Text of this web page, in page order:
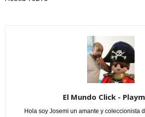
El Mundo Click -
Hola soy Josemi un amante y coleccionista